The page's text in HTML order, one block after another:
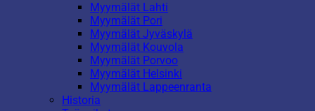
Myymälät Lahti
Myymälät Pori
Myymälät Jyväskylä
Myymälät Kouvola
Myymälät Porvoo
Myymälät Helsinki
Myymälät Lappeenranta
Historia